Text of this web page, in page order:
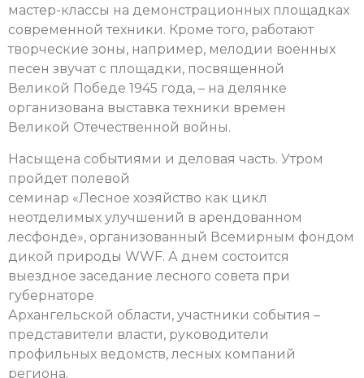
мастер-классы на демонстрационных площадках
современной техники. Кроме того, работают
творческие зоны, например, мелодии военных
песен звучат с площадки, посвященной
Великой Победе 1945 года, – на делянке
организована выставка техники времен
Великой Отечественной войны.
Насыщена событиями и деловая часть. Утром
пройдет полевой
семинар «Лесное хозяйство как цикл
неотделимых улучшений в арендованном
лесфонде», организованный Всемирным фондом
дикой природы WWF. А днем состоится
выездное заседание лесного совета при
губернаторе
Архангельской области, участники события –
представители власти, руководители
профильных ведомств, лесных компаний
региона.